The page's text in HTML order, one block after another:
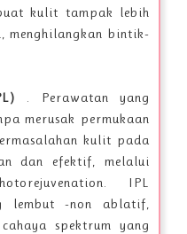
kulit tampak lebih
menghilangkan bintik-
. Perawatan yang
merusak permukaan
kulit pada
dan efektif, melalui
IPL
lembut -non ablatif,
spektrum yang